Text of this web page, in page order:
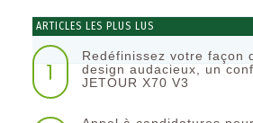
ARTICLES LES PLUS LUS
1
Redéfinissez votre façon
design audacieux, un
JETOUR X70 V3